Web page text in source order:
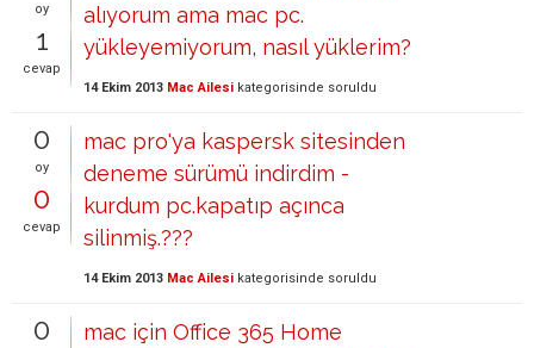
oy
1
cevap
alıyorum ama mac pc.
yükleyemiyorum, nasıl yüklerim?
14 Ekim 2013 Mac Ailesi kategorisinde soruldu
0
oy
0
cevap
mac pro'ya kaspersk sitesinden
deneme sürümü indirdim -
kurdum pc.kapatıp açınca
silinmiş.???
14 Ekim 2013 Mac Ailesi kategorisinde soruldu
0
mac için Office 365 Home